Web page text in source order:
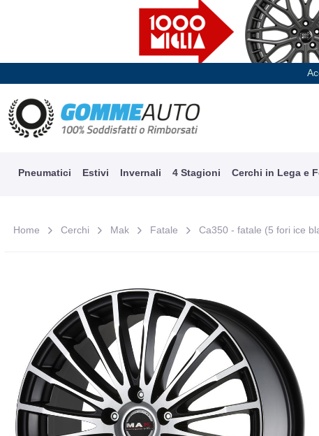
Pneumatici Estivi Invernali 4 Stagioni Cerchi in Lega e
Home Cerchi Mak Fatale Ca350 - fatale (5 fori ice